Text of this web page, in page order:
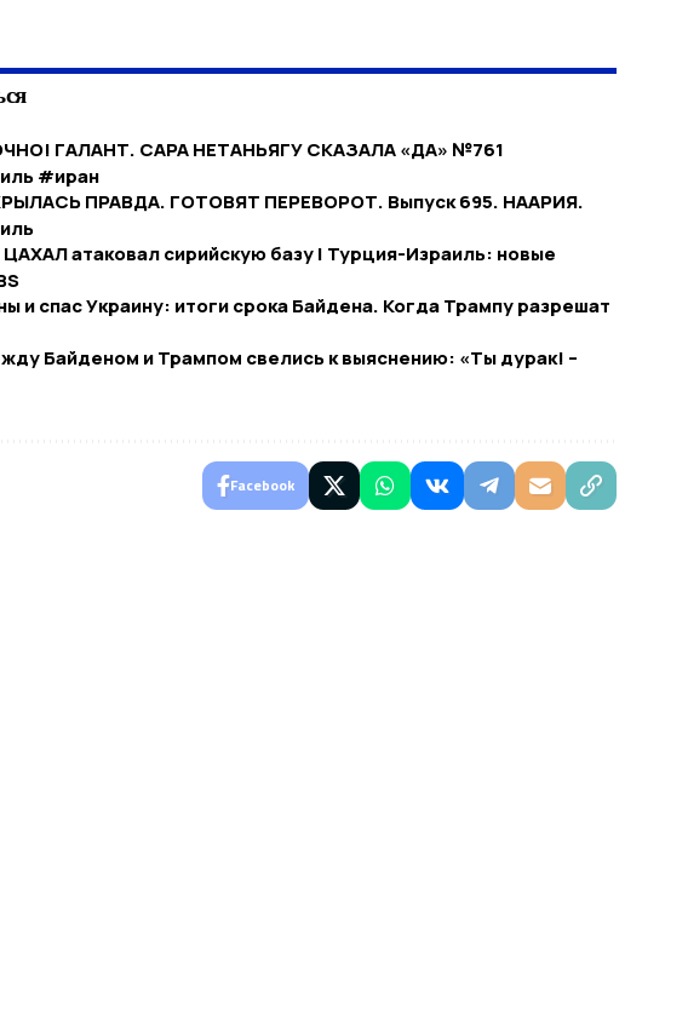
ГАЛАНТ. САРА НЕТАНЬЯГУ СКАЗАЛА «ДА» №761
#иран
ПРАВДА. ГОТОВЯТ ПЕРЕВОРОТ. Выпуск 695. НААРИЯ.
атаковал сирийскую базу | Турция-Израиль: новые
и спас Украину: итоги срока Байдена. Когда Трампу разрешат
Байденом и Трампом свелись к выяснению: «Ты дурак! –
Facebook